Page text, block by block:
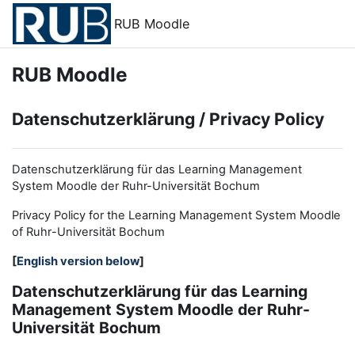
Zum Hauptinhalt
RUB Moodle
RUB Moodle
Datenschutzerklärung / Privacy Policy
Datenschutzerklärung für das Learning Management
System Moodle der Ruhr-Universität Bochum
Privacy Policy for the Learning Management System Moodle
of Ruhr-Universität Bochum
[English version below]
Datenschutzerklärung für das Learning
Management System Moodle der Ruhr-
Universität Bochum